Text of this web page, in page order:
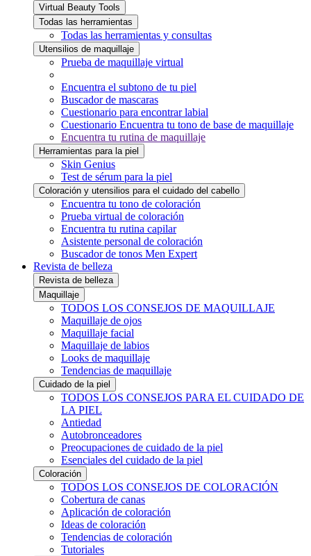
Virtual Beauty Tools
Todas las herramientas
Todas las herramientas y consultas
Utensilios de maquillaje
Prueba de maquillaje virtual
Encuentra el subtono de tu piel
Buscador de mascaras
Cuestionario para encontrar labial
Cuestionario Encuentra tu tono de base de maquillaje
Encuentra tu rutina de maquillaje
Herramientas para la piel
Skin Genius
Test de sérum para la piel
Coloración y utensilios para el cuidado del cabello
Encuentra tu tono de coloración
Prueba virtual de coloración
Encuentra tu rutina capilar
Asistente personal de coloración
Buscador de tonos Men Expert
Revista de belleza
Revista de belleza
Maquillaje
TODOS LOS CONSEJOS DE MAQUILLAJE
Maquillaje de ojos
Maquillaje facial
Maquillaje de labios
Looks de maquillaje
Tendencias de maquillaje
Cuidado de la piel
TODOS LOS CONSEJOS PARA EL CUIDADO DE
LA PIEL
Antiedad
Autobronceadores
Preocupaciones de cuidado de la piel
Esenciales del cuidado de la piel
Coloración
TODOS LOS CONSEJOS DE COLORACIÓN
Cobertura de canas
Aplicación de coloración
Ideas de coloración
Tendencias de coloración
Tutoriales